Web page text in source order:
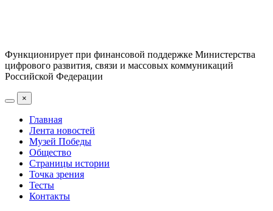
Функционирует при финансовой поддержке Министерства
цифрового развития, связи и массовых коммуникаций
Российской Федерации
×
Главная
Лента новостей
Музей Победы
Общество
Страницы истории
Точка зрения
Тесты
Контакты